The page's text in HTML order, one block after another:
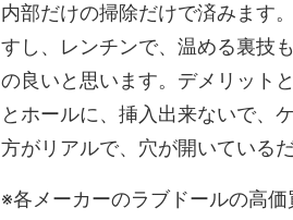
内部だけの掃除だけで済みます
すし、レンチンで、温める裏技
の良いと思います。デメリット
とホールに、挿入出来ないで、
方がリアルで、穴が開いている
※各メーカーのラブドールの高